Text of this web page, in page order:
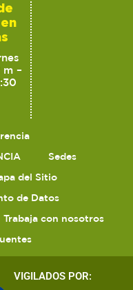
m –
Sedes
del Sitio
de Datos
Trabaja con nosotros
VIGILADOS POR: